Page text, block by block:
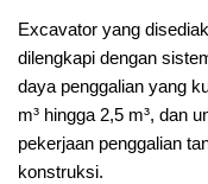
Excavator yang
dilengkapi dengan
daya penggalian yang
m³ hingga 2,5 m³, dan
pekerjaan penggalian
konstruksi.